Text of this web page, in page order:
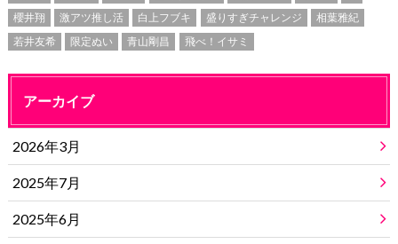
櫻井翔
激アツ推し活 白上フブキ 盛りすぎチャレンジ
相葉雅紀
若井友希
限定ぬい 青山剛昌 飛べ！イサミ
アーカイブ
2026年3月
2025年7月
2025年6月